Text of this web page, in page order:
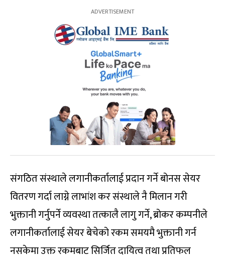
संगठित संस्थाले लगानीकर्तालाई प्रदान गर्ने बोनस सेयर
वितरण गर्दा लाग्ने लाभांश कर संस्थाले नै मिलान गरी
भुक्तानी गर्नुपर्ने व्यवस्था तत्कालै लागु गर्ने, ब्रोकर कम्पनीले
लगानीकर्तालाई सेयर बेचेको रकम समयमै भुक्तानी गर्न
नसकेमा उक्त रकमबाट सिर्जित दायित्व तथा प्रतिफल